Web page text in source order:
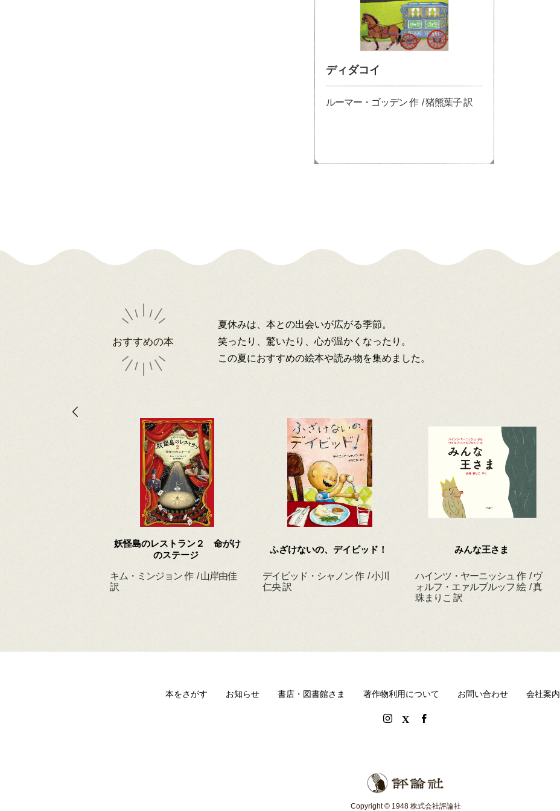
ディダコイ
ルーマー・ゴッデン 作 / 猪熊葉子 訳
おすすめの本
夏休みは、本との出会いが広がる季節。
笑ったり、驚いたり、心が温かくなったり。
この夏におすすめの絵本や読み物を集めました。
妖怪島のレストラン２ 命がけ
のステージ
キム・ミンジョン 作 / 山岸由佳
訳
ふざけないの、デイビッド！
デイビッド・シャノン 作 / 小川
仁央 訳
みんな王さま
ハインツ・ヤーニッシュ 作 / ヴ
ォルフ・エァルブルッフ 絵 / 真
珠まりこ 訳
本をさがす お知らせ 書店・図書館さま 著作物利用について お問い合わせ 会社案内
Copyright © 1948 株式会社評論社